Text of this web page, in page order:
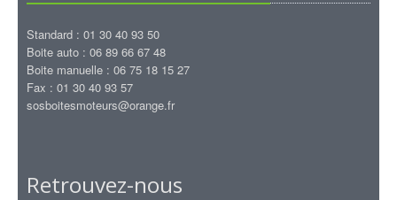
Standard : 01 30 40 93 50
Boite auto : 06 89 66 67 48
Boite manuelle : 06 75 18 15 27
Fax : 01 30 40 93 57
sosboitesmoteurs@orange.fr
Retrouvez-nous